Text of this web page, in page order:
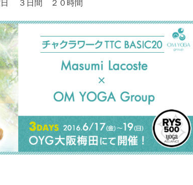
日 ３日間 ２０時間